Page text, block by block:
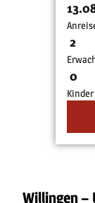
Kinder
Willingen